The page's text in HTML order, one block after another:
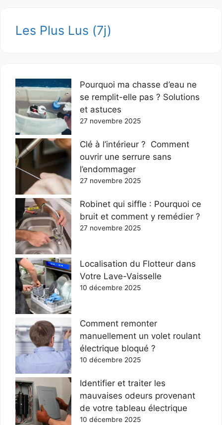
Les Plus Lus (7j)
Pourquoi ma chasse d’eau ne
se remplit-elle pas ? Solutions
et astuces
27 novembre 2025
Clé à l’intérieur ? Comment
ouvrir une serrure sans
l’endommager
27 novembre 2025
Robinet qui siffle : Pourquoi ce
bruit et comment y remédier ?
27 novembre 2025
Localisation du Flotteur dans
Votre Lave-Vaisselle
10 décembre 2025
Comment remonter
manuellement un volet roulant
électrique bloqué ?
10 décembre 2025
Identifier et traiter les
mauvaises odeurs provenant
de votre tableau électrique
10 décembre 2025